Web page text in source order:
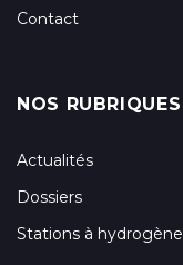
Contact
NOS RUBRIQUES
Actualités
Dossiers
Stations à hydrogène